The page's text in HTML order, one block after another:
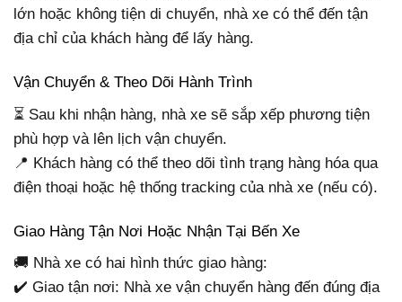
lớn hoặc không tiện di chuyển, nhà xe có thể đến tận
địa chỉ của khách hàng để lấy hàng.
Vận Chuyển & Theo Dõi Hành Trình
⏳ Sau khi nhận hàng, nhà xe sẽ sắp xếp phương tiện
phù hợp và lên lịch vận chuyển.
📍 Khách hàng có thể theo dõi tình trạng hàng hóa qua
điện thoại hoặc hệ thống tracking của nhà xe (nếu có).
Giao Hàng Tận Nơi Hoặc Nhận Tại Bến Xe
🚚 Nhà xe có hai hình thức giao hàng:
✔️ Giao tận nơi: Nhà xe vận chuyển hàng đến đúng địa